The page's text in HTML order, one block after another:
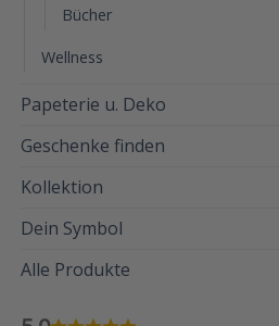
Bücher
Wellness
Papeterie u. Deko
Geschenke finden
Kollektion
Dein Symbol
Alle Produkte